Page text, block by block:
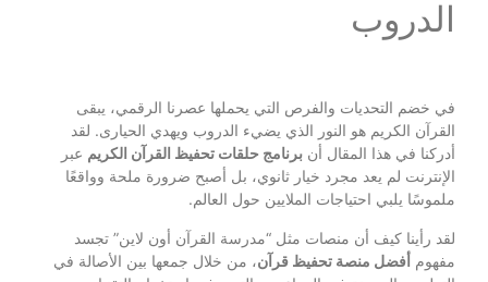
الدروب
في خضم التحديات والفرص التي يحملها عصرنا الرقمي، يبقى
القرآن الكريم هو النور الذي يضيء الدروب ويهدي الحيارى. لقد
أدركنا في هذا المقال أن برنامج حلقات تحفيظ القرآن الكريم عبر
الإنترنت لم يعد مجرد خيار ثانوي، بل أصبح ضرورة ملحة وواقعًا
ملموسًا يلبي احتياجات الملايين حول العالم.
لقد رأينا كيف أن منصات مثل “مدرسة القرآن أون لاين” تجسد
مفهوم أفضل منصة تحفيظ قرآن، من خلال جمعها بين الأصالة في